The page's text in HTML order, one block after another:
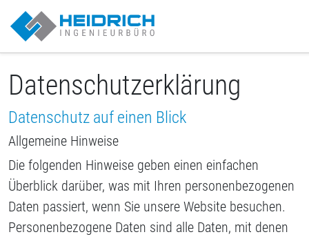
Datenschutzerklärung
Datenschutz auf einen Blick
Allgemeine Hinweise
Die folgenden Hinweise geben einen einfachen
Überblick darüber, was mit Ihren personenbezogenen
Daten passiert, wenn Sie unsere Website besuchen.
Personenbezogene Daten sind alle Daten, mit denen